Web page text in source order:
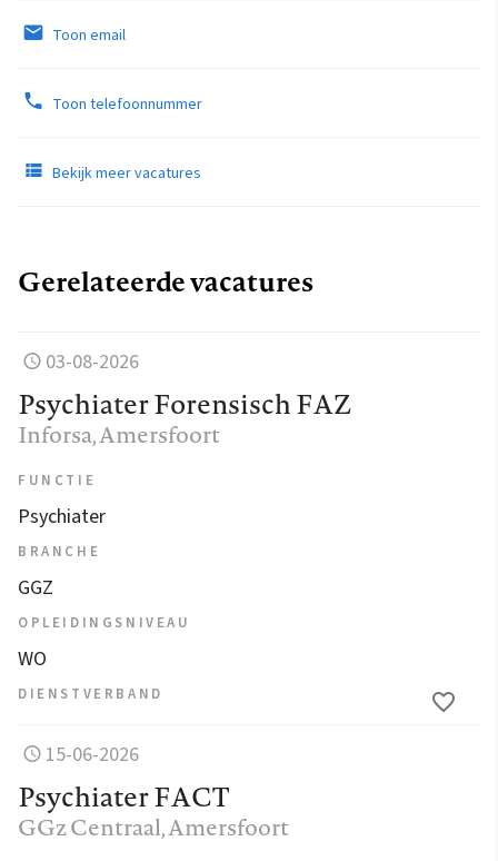
Toon email
Toon telefoonnummer
Bekijk meer vacatures
Gerelateerde vacatures
03-08-2026
Psychiater Forensisch FAZ
Inforsa, Amersfoort
FUNCTIE
Psychiater
BRANCHE
GGZ
OPLEIDINGSNIVEAU
WO
DIENSTVERBAND
15-06-2026
Psychiater FACT
GGz Centraal, Amersfoort